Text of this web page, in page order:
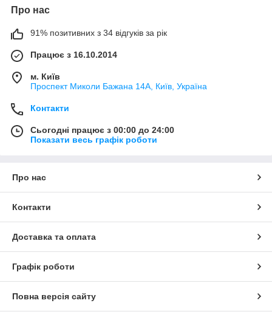
Про нас
91% позитивних з 34 відгуків за рік
Працює з 16.10.2014
м. Київ
Проспект Миколи Бажана 14А, Київ, Україна
Контакти
Сьогодні працює з 00:00 до 24:00
Показати весь графік роботи
Про нас
Контакти
Доставка та оплата
Графік роботи
Повна версія сайту